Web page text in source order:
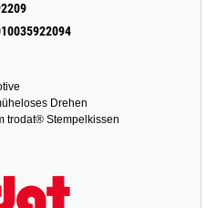
Drehen
trodat® Stempelkissen